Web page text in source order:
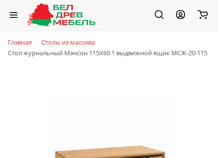
Главная
Столы из массива
Стол журнальный Мэнсон 115Х60 1 выдвижной ящик МСЖ-20-115